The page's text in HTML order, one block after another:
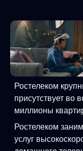
Ростелеком
присутствует во
миллионы
Ростелеком
услуг